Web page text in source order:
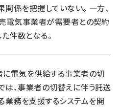
関係を把握していない。 一方、
売電気事業者が需要者との契約
件数となる。
電気を供給する事業者の切
は、事業者の切替えに伴う託送
務を支援するシステムを開